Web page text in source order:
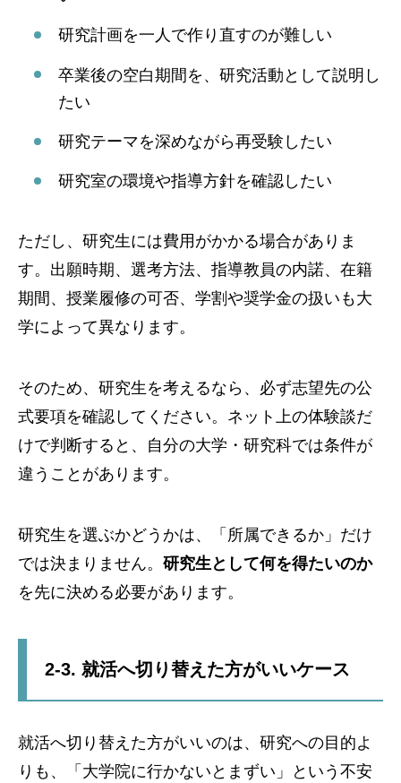
研究計画を一人で作り直すのが難しい
卒業後の空白期間を、研究活動として説明し
たい
研究テーマを深めながら再受験したい
研究室の環境や指導方針を確認したい
ただし、研究生には費用がかかる場合がありま
す。出願時期、選考方法、指導教員の内諾、在籍
期間、授業履修の可否、学割や奨学金の扱いも大
学によって異なります。
そのため、研究生を考えるなら、必ず志望先の公
式要項を確認してください。ネット上の体験談だ
けで判断すると、自分の大学・研究科では条件が
違うことがあります。
研究生を選ぶかどうかは、「所属できるか」だけ
では決まりません。 研究生として何を得たいのか
を先に決める必要があります。
2-3. 就活へ切り替えた方がいいケース
就活へ切り替えた方がいいのは、研究への目的よ
りも、「大学院に行かないとまずい」という不安